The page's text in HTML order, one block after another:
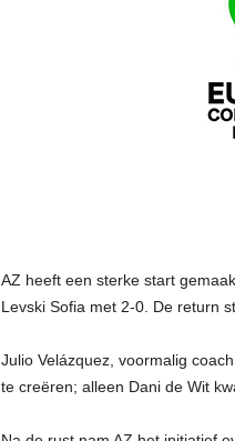
AZ heeft een sterke start
Levski Sofia met 2-0. De return
Julio Velázquez, voormalig
te creëren; alleen Dani de Wit